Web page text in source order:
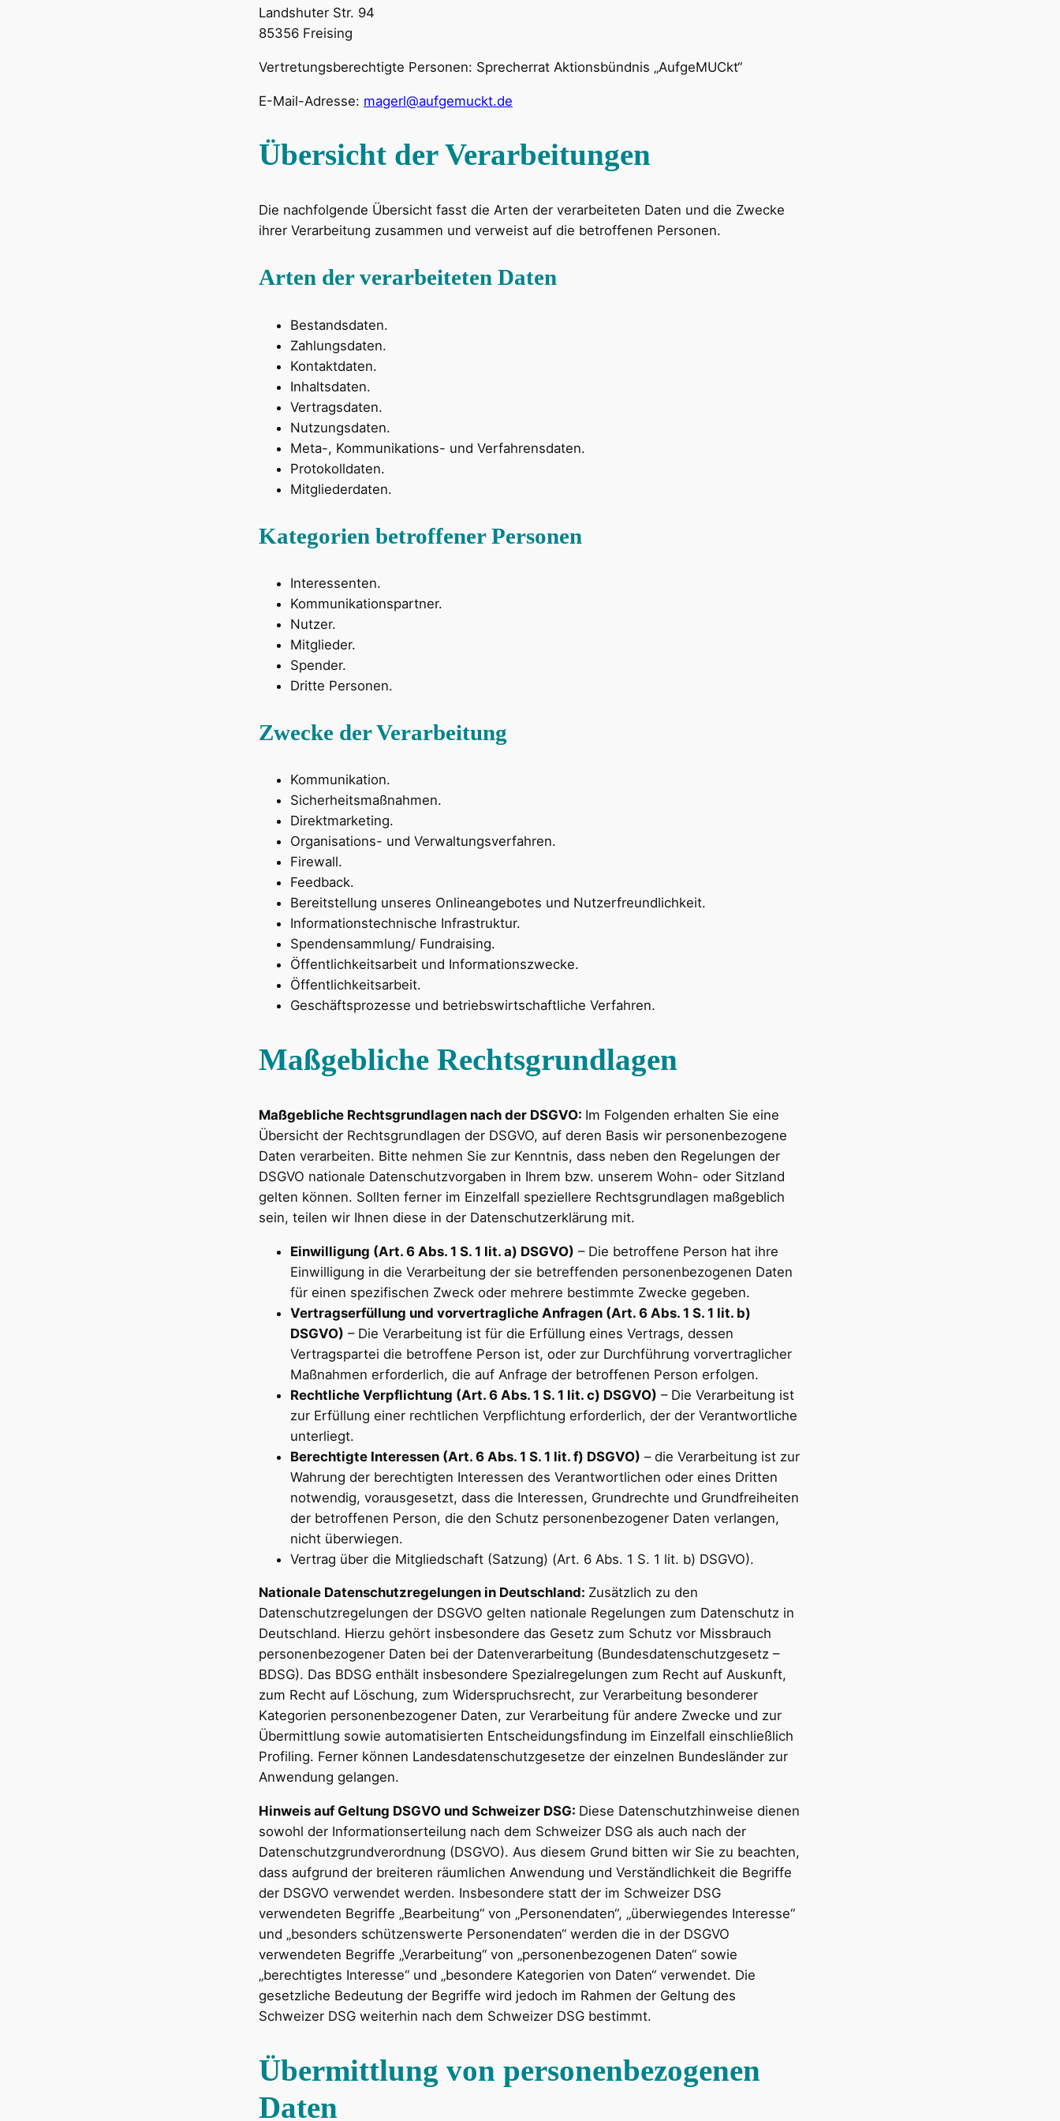
Landshuter Str. 94
85356 Freising
Vertretungsberechtigte Personen: Sprecherrat Aktionsbündnis „AufgeMUCkt“
E-Mail-Adresse: magerl@aufgemuckt.de
Übersicht der Verarbeitungen
Die nachfolgende Übersicht fasst die Arten der verarbeiteten Daten und die Zwecke
ihrer Verarbeitung zusammen und verweist auf die betroffenen Personen.
Arten der verarbeiteten Daten
Bestandsdaten.
Zahlungsdaten.
Kontaktdaten.
Inhaltsdaten.
Vertragsdaten.
Nutzungsdaten.
Meta-, Kommunikations- und Verfahrensdaten.
Protokolldaten.
Mitgliederdaten.
Kategorien betroffener Personen
Interessenten.
Kommunikationspartner.
Nutzer.
Mitglieder.
Spender.
Dritte Personen.
Zwecke der Verarbeitung
Kommunikation.
Sicherheitsmaßnahmen.
Direktmarketing.
Organisations- und Verwaltungsverfahren.
Firewall.
Feedback.
Bereitstellung unseres Onlineangebotes und Nutzerfreundlichkeit.
Informationstechnische Infrastruktur.
Spendensammlung/ Fundraising.
Öffentlichkeitsarbeit und Informationszwecke.
Öffentlichkeitsarbeit.
Geschäftsprozesse und betriebswirtschaftliche Verfahren.
Maßgebliche Rechtsgrundlagen
Maßgebliche Rechtsgrundlagen nach der DSGVO: Im Folgenden erhalten Sie eine
Übersicht der Rechtsgrundlagen der DSGVO, auf deren Basis wir personenbezogene
Daten verarbeiten. Bitte nehmen Sie zur Kenntnis, dass neben den Regelungen der
DSGVO nationale Datenschutzvorgaben in Ihrem bzw. unserem Wohn- oder Sitzland
gelten können. Sollten ferner im Einzelfall speziellere Rechtsgrundlagen maßgeblich
sein, teilen wir Ihnen diese in der Datenschutzerklärung mit.
Einwilligung (Art. 6 Abs. 1 S. 1 lit. a) DSGVO) – Die betroffene Person hat ihre
Einwilligung in die Verarbeitung der sie betreffenden personenbezogenen Daten
für einen spezifischen Zweck oder mehrere bestimmte Zwecke gegeben.
Vertragserfüllung und vorvertragliche Anfragen (Art. 6 Abs. 1 S. 1 lit. b)
DSGVO) – Die Verarbeitung ist für die Erfüllung eines Vertrags, dessen
Vertragspartei die betroffene Person ist, oder zur Durchführung vorvertraglicher
Maßnahmen erforderlich, die auf Anfrage der betroffenen Person erfolgen.
Rechtliche Verpflichtung (Art. 6 Abs. 1 S. 1 lit. c) DSGVO) – Die Verarbeitung ist
zur Erfüllung einer rechtlichen Verpflichtung erforderlich, der der Verantwortliche
unterliegt.
Berechtigte Interessen (Art. 6 Abs. 1 S. 1 lit. f) DSGVO) – die Verarbeitung ist zur
Wahrung der berechtigten Interessen des Verantwortlichen oder eines Dritten
notwendig, vorausgesetzt, dass die Interessen, Grundrechte und Grundfreiheiten
der betroffenen Person, die den Schutz personenbezogener Daten verlangen,
nicht überwiegen.
Vertrag über die Mitgliedschaft (Satzung) (Art. 6 Abs. 1 S. 1 lit. b) DSGVO).
Nationale Datenschutzregelungen in Deutschland: Zusätzlich zu den
Datenschutzregelungen der DSGVO gelten nationale Regelungen zum Datenschutz in
Deutschland. Hierzu gehört insbesondere das Gesetz zum Schutz vor Missbrauch
personenbezogener Daten bei der Datenverarbeitung (Bundesdatenschutzgesetz –
BDSG). Das BDSG enthält insbesondere Spezialregelungen zum Recht auf Auskunft,
zum Recht auf Löschung, zum Widerspruchsrecht, zur Verarbeitung besonderer
Kategorien personenbezogener Daten, zur Verarbeitung für andere Zwecke und zur
Übermittlung sowie automatisierten Entscheidungsfindung im Einzelfall einschließlich
Profiling. Ferner können Landesdatenschutzgesetze der einzelnen Bundesländer zur
Anwendung gelangen.
Hinweis auf Geltung DSGVO und Schweizer DSG: Diese Datenschutzhinweise dienen
sowohl der Informationserteilung nach dem Schweizer DSG als auch nach der
Datenschutzgrundverordnung (DSGVO). Aus diesem Grund bitten wir Sie zu beachten,
dass aufgrund der breiteren räumlichen Anwendung und Verständlichkeit die Begriffe
der DSGVO verwendet werden. Insbesondere statt der im Schweizer DSG
verwendeten Begriffe „Bearbeitung“ von „Personendaten“, „überwiegendes Interesse“
und „besonders schützenswerte Personendaten“ werden die in der DSGVO
verwendeten Begriffe „Verarbeitung“ von „personenbezogenen Daten“ sowie
„berechtigtes Interesse“ und „besondere Kategorien von Daten“ verwendet. Die
gesetzliche Bedeutung der Begriffe wird jedoch im Rahmen der Geltung des
Schweizer DSG weiterhin nach dem Schweizer DSG bestimmt.
Übermittlung von personenbezogenen
Daten